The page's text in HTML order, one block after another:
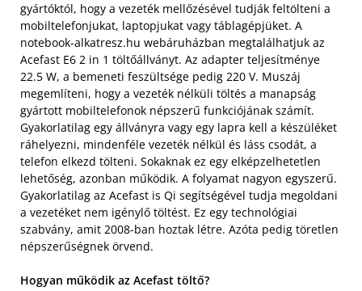
gyártóktól, hogy a vezeték mellőzésével tudják feltölteni a
mobiltelefonjukat, laptopjukat vagy táblagépjüket. A
notebook-alkatresz.hu webáruházban megtalálhatjuk az
Acefast E6 2 in 1 töltőállványt. Az adapter teljesítménye
22.5 W, a bemeneti feszültsége pedig 220 V. Muszáj
megemlíteni, hogy a vezeték nélküli töltés a manapság
gyártott mobiltelefonok népszerű funkciójának számít.
Gyakorlatilag egy állványra vagy egy lapra kell a készüléket
ráhelyezni, mindenféle vezeték nélkül és láss csodát, a
telefon elkezd tölteni. Sokaknak ez egy elképzelhetetlen
lehetőség, azonban működik. A folyamat nagyon egyszerű.
Gyakorlatilag az Acefast is Qi segítségével tudja megoldani
a vezetéket nem igénylő töltést. Ez egy technológiai
szabvány, amit 2008-ban hoztak létre. Azóta pedig töretlen
népszerűségnek örvend.
Hogyan működik az Acefast töltő?